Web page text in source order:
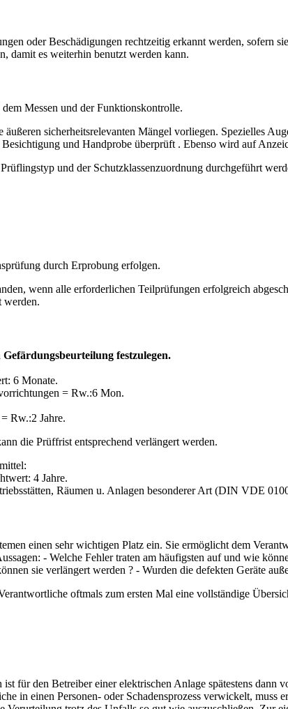
oder Beschädigungen rechtzeitig erkannt werden, sofern
damit es weiterhin benutzt werden kann.
Messen und der Funktionskontrolle.
sicherheitsrelevanten Mängel vorliegen. Spezielles
und Handprobe überprüft . Ebenso wird auf
und der Schutzklassenzuordnung durchgeführt
durch Erprobung erfolgen.
wenn alle erforderlichen Teilprüfungen erfolgreich
werden.
festzulegen.
6 Monate.
= Rw.:6 Mon.
Rw.:2 Jahre.
die Prüffrist entsprechend verlängert werden.
4 Jahre.
Räumen u. Anlagen besonderer Art (DIN VDE
einen sehr wichtigen Platz ein. Sie ermöglicht dem
- Welche Fehler traten am häufigsten auf und wie
sie verlängert werden ? - Wurden die defekten Geräte
oftmals zum ersten Mal eine vollständige
für den Betreiber einer elektrischen Anlage spätestens
in einen Personen- oder Schadensprozess verwickelt, muss